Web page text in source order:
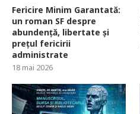
Fericire Minim Garantată:
un roman SF despre
abundență, libertate și
prețul fericirii
administrate
18 mai 2026